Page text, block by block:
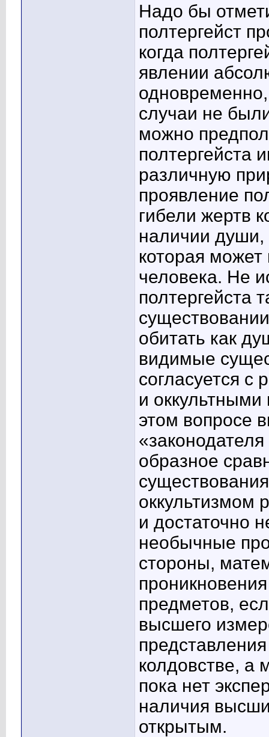
Надо бы
полтергейст
когда
явлении
случаи не
можно
полтергейста
различную
проявление
гибели жертв
наличии души,
которая может
человека. Не
полтергейста
обитать как
видимые
согласуется
и
этом вопросе
образное
оккультизмом
и достаточно
необычные
стороны,
предметов,
высшего
колдовстве, а
пока нет
наличия
открытым.